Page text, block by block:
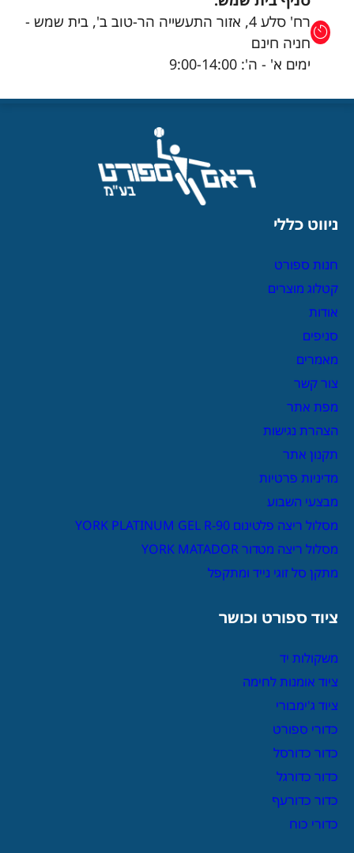
רח' סלע 4, אזור התעשייה הר-טוב ב', בית שמש -
חניה חינם
ימים א' - ה': 9:00-14:00
ניווט כללי
חנות ספורט
קטלוג מוצרים
אודות
סניפים
מאמרים
צור קשר
מפת אתר
הצהרת נגישות
תקנון אתר
מדיניות פרטיות
מבצעי השבוע
מסלול ריצה פלטינום YORK PLATINUM GEL R-90
מסלול ריצה מטדור YORK MATADOR
מתקן סל זוגי נייד ומתקפל
ציוד ספורט וכושר
משקולות יד
ציוד אומנות לחימה
ציוד ג'ימבורי
כדורי ספורט
כדור כדורסל
כדור כדורגל
כדור כדורעף
כדורי כוח